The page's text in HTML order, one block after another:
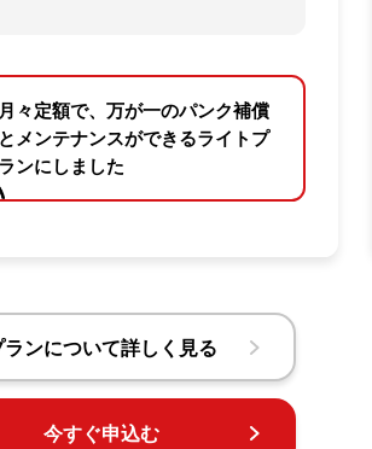
月々定額で、万が一のパンク補償
とメンテナンスができるライトプ
ランにしました
ランについて詳しく見る
今すぐ申込む